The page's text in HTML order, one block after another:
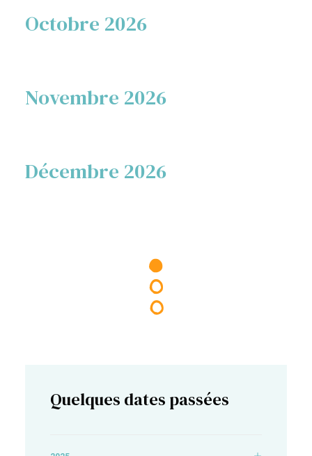
Octobre 2026
Novembre 2026
Décembre 2026
Quelques dates passées